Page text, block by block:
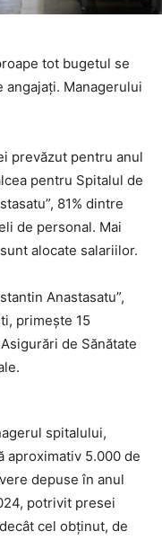
tot bugetul se
angajați. Managerului
prevăzut pentru anul
pentru Spitalul de
81% dintre
de personal. Mai
alocate salariilor.
Anastasatu”,
primește 15
de Sănătate
spitalului,
aproximativ 5.000 de
depuse în anul
potrivit presei
cel obținut, de